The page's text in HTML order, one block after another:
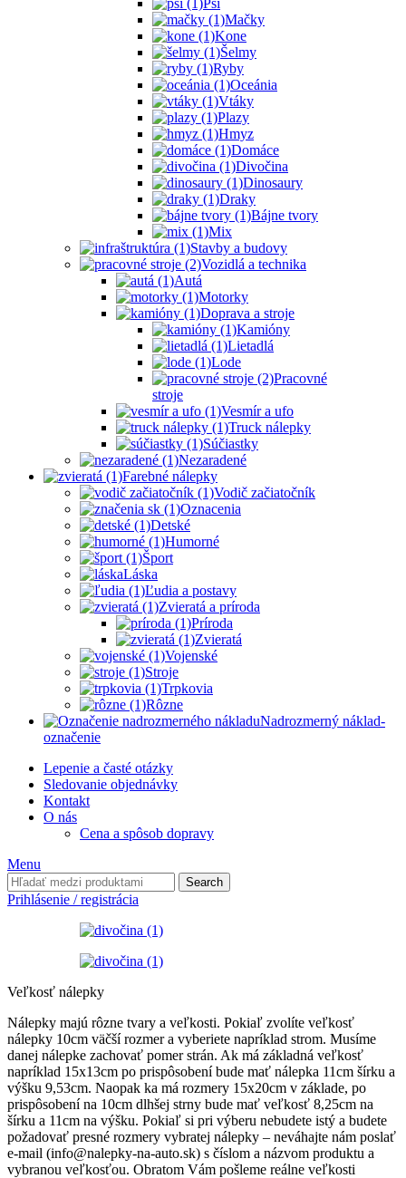
Psi
Mačky
Kone
Šelmy
Ryby
Oceánia
Vtáky
Plazy
Hmyz
Domáce
Divočina
Dinosaury
Draky
Bájne tvory
Mix
Stavby a budovy
Vozidlá a technika
Autá
Motorky
Doprava a stroje
Kamióny
Lietadlá
Lode
Pracovné
stroje
Vesmír a ufo
Truck nálepky
Súčiastky
Nezaradené
Farebné nálepky
Vodič začiatočník
Oznacenia
Detské
Humorné
Šport
Láska
Ľudia a postavy
Zvieratá a príroda
Príroda
Zvieratá
Vojenské
Stroje
Trpkovia
Rôzne
Nadrozmerný náklad-
označenie
Lepenie a časté otázky
Sledovanie objednávky
Kontakt
O nás
Cena a spôsob dopravy
Menu
Search
Prihlásenie / registrácia
Veľkosť nálepky
Nálepky majú rôzne tvary a veľkosti. Pokiaľ zvolíte veľkosť
nálepky 10cm väčší rozmer a vyberiete napríklad strom. Musíme
danej nálepke zachovať pomer strán. Ak má základná veľkosť
napríklad 15x13cm po prispôsobení bude mať nálepka 11cm šírku a
výšku 9,53cm. Naopak ka má rozmery 15x20cm v základe, po
prispôsobení na 10cm dlhšej strny bude mať veľkosť 8,25cm na
šírku a 11cm na výšku. Pokiaľ si pri výberu nebudete istý a budete
požadovať presné rozmery vybratej nálepky – neváhajte nám poslať
e-mail (info@nalepky-na-auto.sk) s číslom a názvom produktu a
vybranou veľkosťou. Obratom Vám pošleme reálne veľkosti